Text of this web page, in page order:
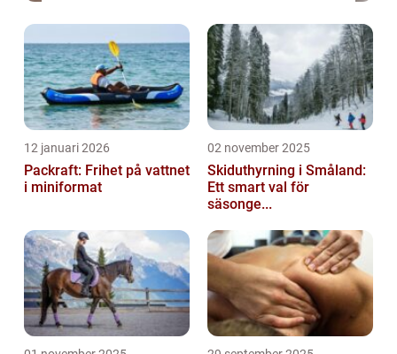
12 januari 2026
Packraft: Frihet på vattnet
i miniformat
02 november 2025
Skiduthyrning i Småland:
Ett smart val för
säsonge...